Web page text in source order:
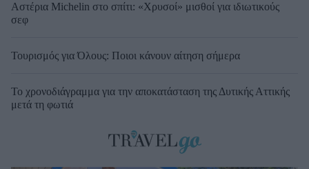
Αστέρια Michelin στο σπίτι: «Χρυσοί» μισθοί για ιδιωτικούς
σεφ
Τουρισμός για Όλους: Ποιοι κάνουν αίτηση σήμερα
Το χρονοδιάγραμμα για την αποκατάσταση της Δυτικής Αττικής
μετά τη φωτιά